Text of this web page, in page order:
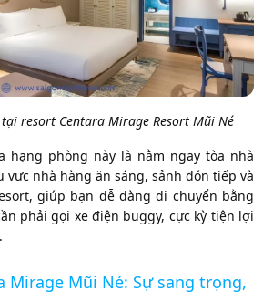
resort Centara Mirage Resort Mũi Né
hạng phòng này là nằm ngay tòa nhà
nhà hàng ăn sáng, sảnh đón tiếp và
giúp bạn dễ dàng di chuyển bằng
phải gọi xe điện buggy, cực kỳ tiện lợi
Mirage Mũi Né: Sự sang trọng,